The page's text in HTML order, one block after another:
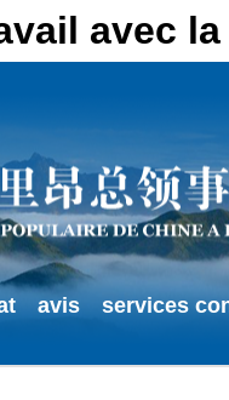
avec la
avis services